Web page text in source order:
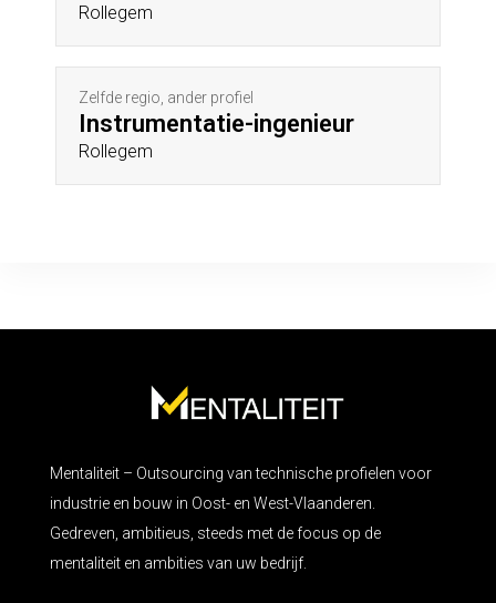
Rollegem
Zelfde regio, ander profiel
Instrumentatie-ingenieur
Rollegem
Mentaliteit – Outsourcing van technische profielen voor
industrie en bouw in Oost- en West-Vlaanderen.
Gedreven, ambitieus, steeds met de focus op de
mentaliteit en ambities van uw bedrijf.